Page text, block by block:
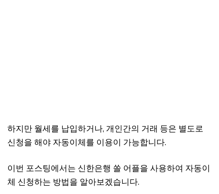
하지만 월세를 납입하거나, 개인간의 거래 등은 별도로
신청을 해야 자동이체를 이용이 가능합니다.
이번 포스팅에서는 신한은행 쏠 어플을 사용하여 자동이
체 신청하는 방법을 알아보겠습니다.